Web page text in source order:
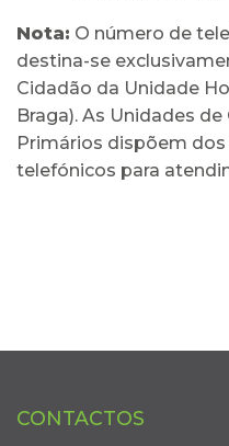
Nota: O número de
destina-se
Cidadão da Unidade
Braga). As Unidades
Primários dispõem
telefónicos para
CONTACTOS